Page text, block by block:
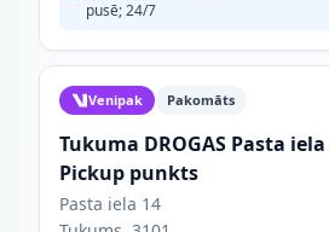
pusē; 24/7
Venipak Pakomāts
Tukuma DROGAS Pasta
Pickup punkts
Pasta iela 14